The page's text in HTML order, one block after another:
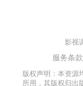
影视
服务条款
版权声明：本资源
所用，其版权归出